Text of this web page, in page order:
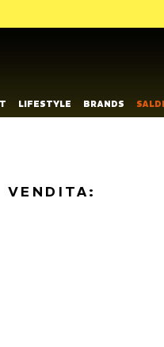
LIFESTYLE BRANDS SALDI
VENDITA: